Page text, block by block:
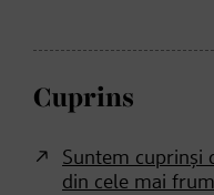
Cuprins
Suntem cuprinși
din cele mai